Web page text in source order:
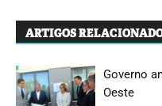
ARTIGOS
Governo
Oeste